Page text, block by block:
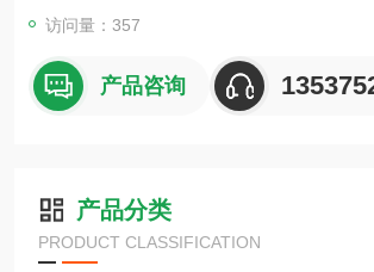
访问量：357
产品咨询
产品分类
PRODUCT CLASSIFICATION